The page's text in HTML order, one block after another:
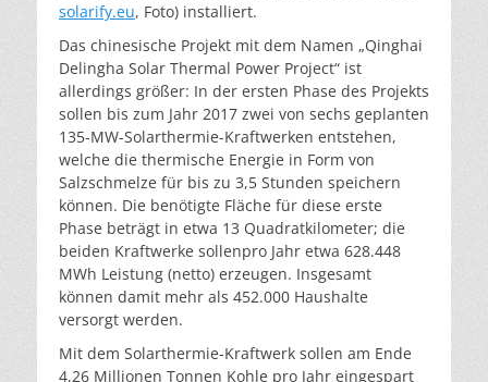
solarify.eu, Foto) installiert.
Das chinesische Projekt mit dem Namen „Qinghai
Delingha Solar Thermal Power Project“ ist
allerdings größer: In der ersten Phase des Projekts
sollen bis zum Jahr 2017 zwei von sechs geplanten
135-MW-Solarthermie-Kraftwerken entstehen,
welche die thermische Energie in Form von
Salzschmelze für bis zu 3,5 Stunden speichern
können. Die benötigte Fläche für diese erste
Phase beträgt in etwa 13 Quadratkilometer; die
beiden Kraftwerke sollenpro Jahr etwa 628.448
MWh Leistung (netto) erzeugen. Insgesamt
können damit mehr als 452.000 Haushalte
versorgt werden.
Mit dem Solarthermie-Kraftwerk sollen am Ende
4,26 Millionen Tonnen Kohle pro Jahr eingespart